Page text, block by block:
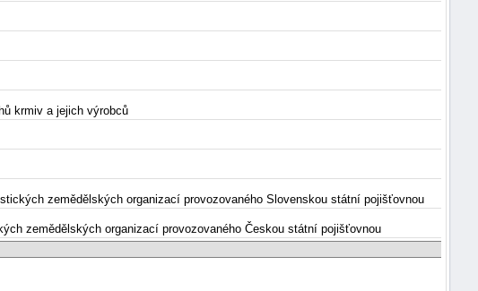
krmiv a jejich výrobců
zemědělských organizací provozovaného Slovenskou státní pojišťovnou
zemědělských organizací provozovaného Českou státní pojišťovnou